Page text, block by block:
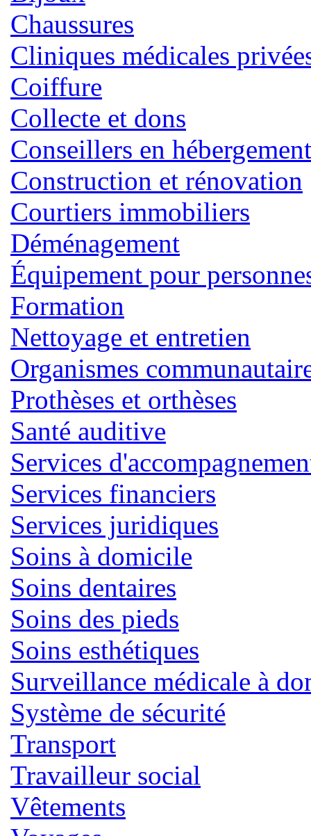
Chaussures
Cliniques médicales
Coiffure
Collecte et dons
Conseillers en hébergement
Construction et rénovation
Courtiers immobiliers
Déménagement
Équipement pour
Formation
Nettoyage et entretien
Organismes
Prothèses et orthèses
Santé auditive
Services
Services financiers
Services juridiques
Soins à domicile
Soins dentaires
Soins des pieds
Soins esthétiques
Surveillance médicale à
Système de sécurité
Transport
Travailleur social
Vêtements